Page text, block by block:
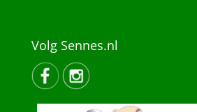
Volg Sennes.nl